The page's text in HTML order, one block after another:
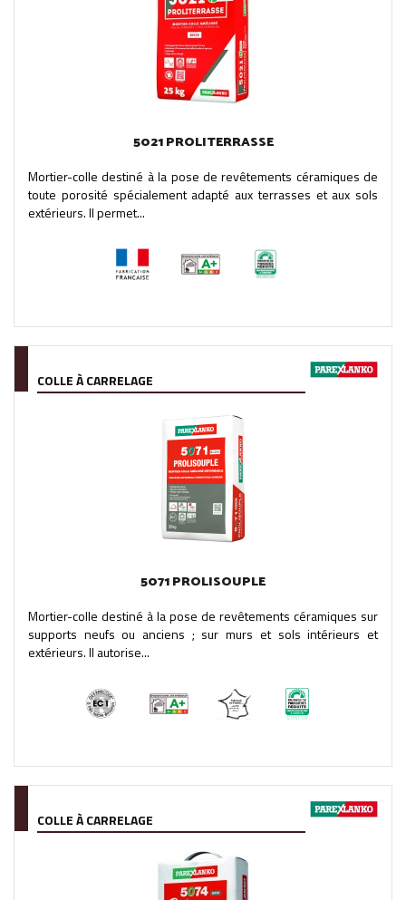
5021 PROLITERRASSE
Mortier-colle destiné à la pose de revêtements céramiques de
toute porosité spécialement adapté aux terrasses et aux sols
extérieurs. Il permet...
COLLE À CARRELAGE
5071 PROLISOUPLE
Mortier-colle destiné à la pose de revêtements céramiques sur
supports neufs ou anciens ; sur murs et sols intérieurs et
extérieurs. Il autorise...
COLLE À CARRELAGE